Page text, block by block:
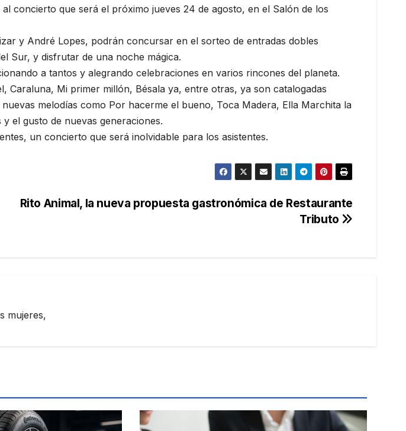
concierto que será el próximo jueves 24 de agosto, en el Salón de los
y André Lopes, podrán concursar en el sorteo de entradas dobles
Sur, y disfrutar de una noche mágica.
a tantos y alegrando celebraciones en varios rincones del planeta.
Caraluna, Mi primer millón, Bésala ya, entre otras, ya son catalogadas
melodías como Por hacerme el bueno, Toca Madera, Ella Marchita la
el gusto de nuevas generaciones.
un concierto que será inolvidable para los asistentes.
Rito Animal, la nueva propuesta gastronómica de Restaurante
Tributo
mujeres,